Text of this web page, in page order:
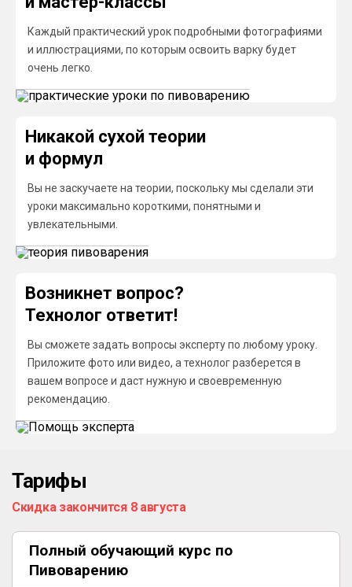
Каждый практический урок подробными фотографиями
и иллюстрациями, по которым освоить варку будет
очень легко.
Никакой сухой теории
и формул
Вы не заскучаете на теории, поскольку мы сделали эти
уроки максимально короткими, понятными и
увлекательными.
Возникнет вопрос?
Технолог ответит!
Вы сможете задать вопросы эксперту по любому уроку.
Приложите фото или видео, а технолог разберется в
вашем вопросе и даст нужную и своевременную
рекомендацию.
Тарифы
Скидка закончится 8 августа
Полный обучающий курс по
Пивоварению